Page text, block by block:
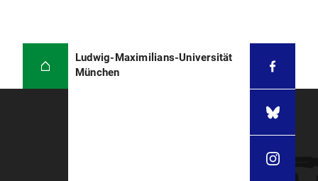
Ludwig-Maximilians-Universität
München